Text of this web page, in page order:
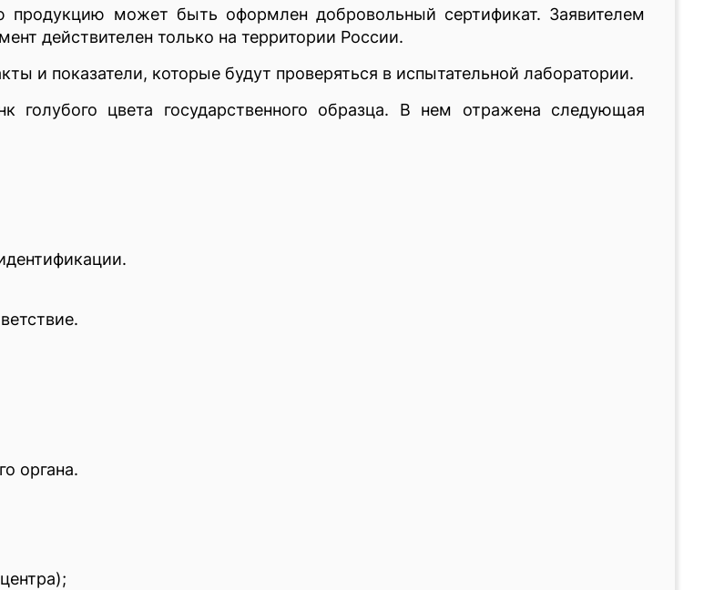
продукцию может быть оформлен добровольный сертификат. Заявителем
действителен только на территории России.
и показатели, которые будут проверяться в испытательной лаборатории.
голубого цвета государственного образца. В нем отражена следующая
органа.